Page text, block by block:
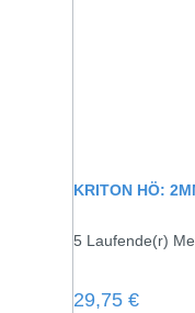
KRITON HÖ:
5 Laufende(r)
Regulärer
29,75 €